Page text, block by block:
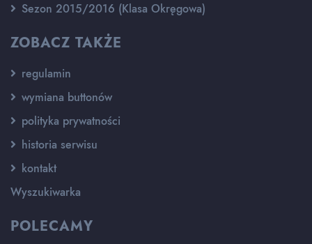
Sezon 2015/2016 (Klasa Okręgowa)
ZOBACZ TAKŻE
regulamin
wymiana buttonów
polityka prywatności
historia serwisu
kontakt
Wyszukiwarka
POLECAMY